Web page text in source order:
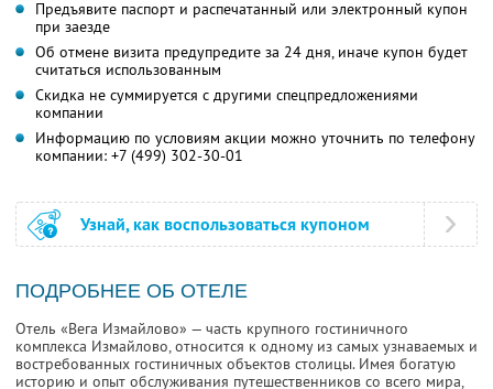
Предъявите паспорт и распечатанный или электронный купон
при заезде
Об отмене визита предупредите за 24 дня, иначе купон будет
считаться использованным
Скидка не суммируется с другими спецпредложениями
компании
Информацию по условиям акции можно уточнить по телефону
компании: +7 (499) 302-30-01
Узнай, как воспользоваться купоном
ПОДРОБНЕЕ ОБ ОТЕЛЕ
Отель «Вега Измайлово» — часть крупного гостиничного
комплекса Измайлово, относится к одному из самых узнаваемых и
востребованных гостиничных объектов столицы. Имея богатую
историю и опыт обслуживания путешественников со всего мира,